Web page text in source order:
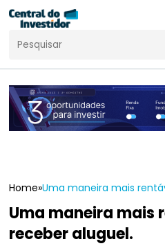
Home»Uma maneira mais
Uma maneira mais
receber aluguel.